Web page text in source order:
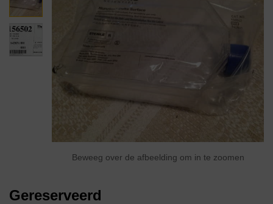
Beweeg over de afbeelding om in te zoomen
Gereserveerd